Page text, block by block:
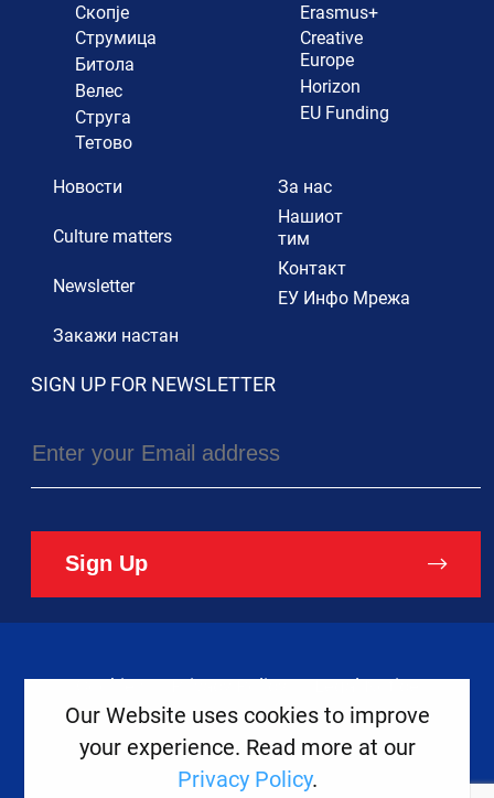
Скопје
Струмица
Битола
Велес
Струга
Тетово
Erasmus+
Creative
Europe
Horizon
EU Funding
Новости
Culture matters
Newsletter
Закажи настан
За нас
Нашиот
тим
Контакт
ЕУ Инфо Мрежа
SIGN UP FOR NEWSLETTER
Sign Up
Copyright ©2026Europe House
Cookies Privacy Policy Legal Notice
Our Website uses cookies to improve
your experience. Read more at our
Privacy Policy.